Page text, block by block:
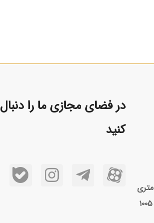
بزرگراه رسالت -نرسیده به ۱۶ متری
در فضای مجازی ما را دنبال
کنید